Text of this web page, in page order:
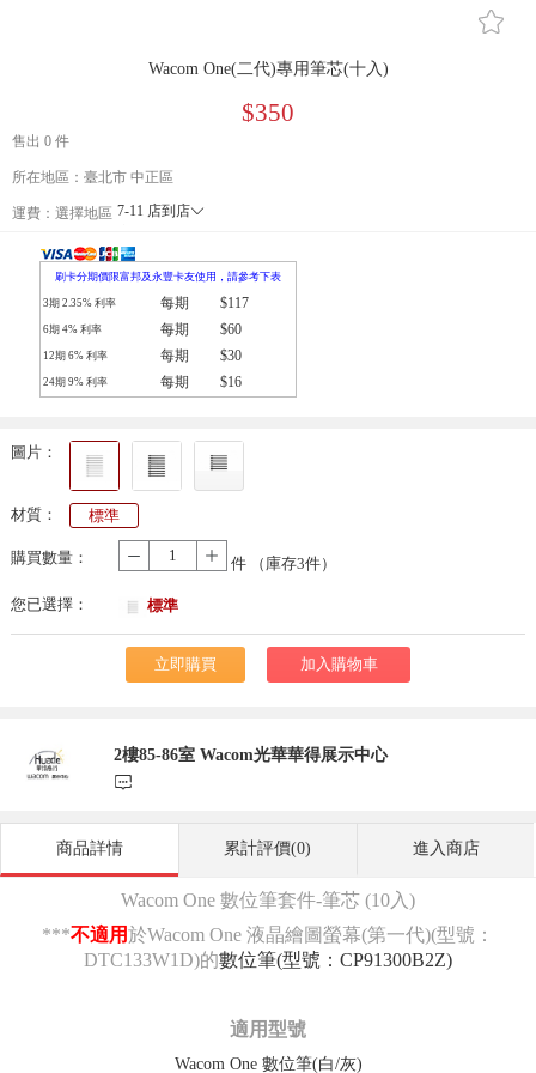
󰄔
Wacom One(二代)專用筆芯(十入)
$350
售出 0 件
所在地區：臺北市 中正區
運費： 選擇地區 7-11 店到店󰄘
刷卡分期價限富邦及永豐卡友使用，請參考下表
3期 2.35% 利率 每期 $117
6期 4% 利率 每期 $60
12期 6% 利率 每期 $30
24期 9% 利率 每期 $16
圖片：
材質： 標準
購買數量：
- 件 （庫存3件）
您已選擇： 標準
立即購買 加入購物車
2樓85-86室 Wacom光華華得展示中心
󰃨
商品詳情 累計評價(0) 進入商店
Wacom One 數位筆套件-筆芯 (10入)
***不適用於Wacom One 液晶繪圖螢幕(第一代)(型號：
DTC133W1D)的數位筆(型號：CP91300B2Z)
適用型號
Wacom One 數位筆(白/灰)